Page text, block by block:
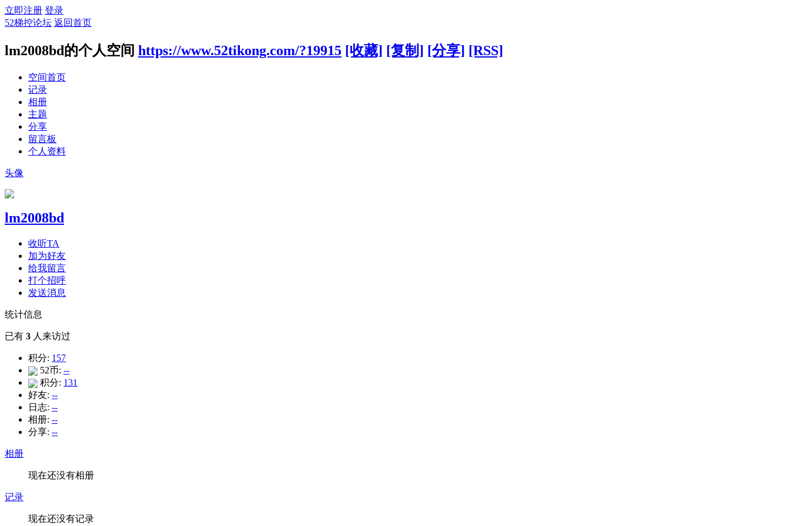
立即注册 登录
52梯控论坛 返回首页
lm2008bd的个人空间 https://www.52tikong.com/?19915 [收藏] [复制] [分享] [RSS]
空间首页
记录
相册
主题
分享
留言板
个人资料
头像
lm2008bd
收听TA
加为好友
给我留言
打个招呼
发送消息
统计信息
已有 3 人来访过
积分: 157
52币: --
积分: 131
好友: --
日志: --
相册: --
分享: --
相册
现在还没有相册
记录
现在还没有记录